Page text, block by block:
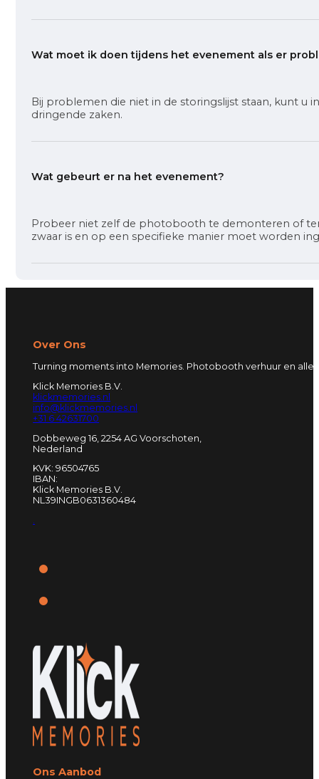
Wat moet ik doen tijdens het evenement als er
Bij problemen die niet in de storingslijst staan, kunt
dringende zaken.
Wat gebeurt er na het evenement?
Probeer niet zelf de photobooth te demonteren of
zwaar is en op een specifieke manier moet worden
Ons Aanbod
Over Ons
Turning moments into Memories. Photobooth verhuur en
Klick Memories B.V.
klickmemories.nl
info@klickmemories.nl
+31 6 42631700
Dobbeweg 16, 2254 AG Voorschoten,
Nederland
KVK: 96504765
IBAN:
Klick Memories B.V.
NL39INGB0631360484
.